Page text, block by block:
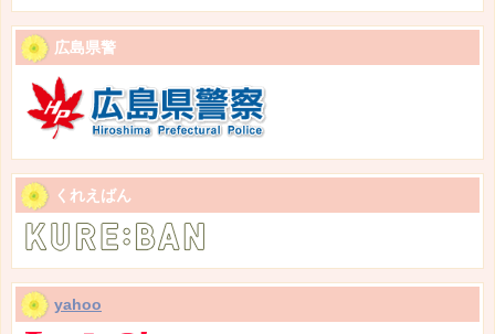
広島県警
くれえばん
yahoo